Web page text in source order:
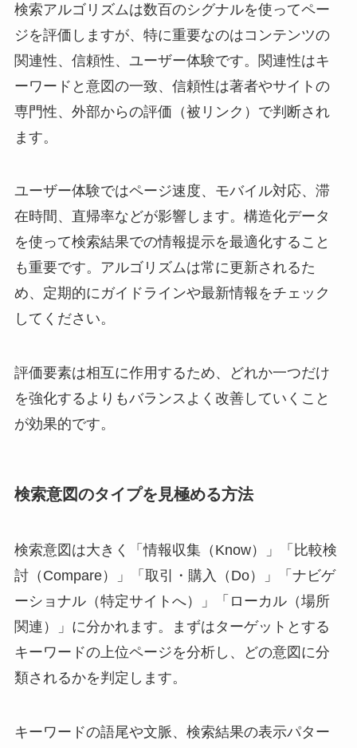
検索アルゴリズムは数百のシグナルを使ってペー
ジを評価しますが、特に重要なのはコンテンツの
関連性、信頼性、ユーザー体験です。関連性はキ
ーワードと意図の一致、信頼性は著者やサイトの
専門性、外部からの評価（被リンク）で判断され
ます。
ユーザー体験ではページ速度、モバイル対応、滞
在時間、直帰率などが影響します。構造化データ
を使って検索結果での情報提示を最適化すること
も重要です。アルゴリズムは常に更新されるた
め、定期的にガイドラインや最新情報をチェック
してください。
評価要素は相互に作用するため、どれか一つだけ
を強化するよりもバランスよく改善していくこと
が効果的です。
検索意図のタイプを見極める方法
検索意図は大きく「情報収集（Know）」「比較検
討（Compare）」「取引・購入（Do）」「ナビゲ
ーショナル（特定サイトへ）」「ローカル（場所
関連）」に分かれます。まずはターゲットとする
キーワードの上位ページを分析し、どの意図に分
類されるかを判定します。
キーワードの語尾や文脈、検索結果の表示パター